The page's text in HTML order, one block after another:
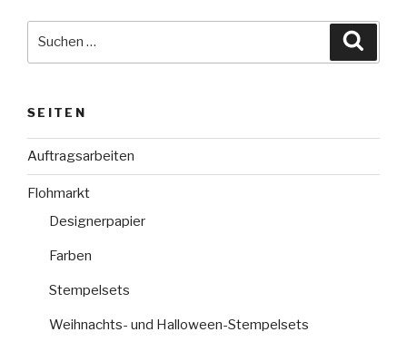
SEITEN
Auftragsarbeiten
Flohmarkt
Designerpapier
Farben
Stempelsets
Weihnachts- und Halloween-Stempelsets